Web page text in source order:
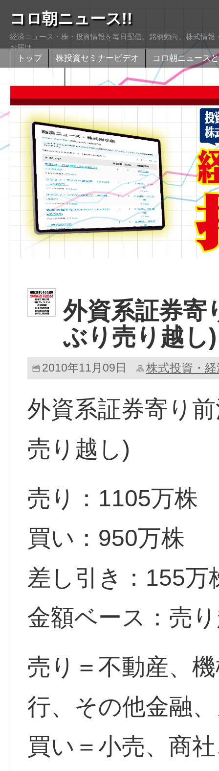
コロ朝ニュース!!
経済ニュース・株・投資情報を毎日配信。銘柄動向、株式情
お届け
トップ 株投資セミナービデオ
コロ朝ニュース
外資系証券寄
ぶり売り越し)
2010年11月09日 株式投資・
外資系証券寄り
売り越し)
売り：1105万株
買い：950万株
差し引き：155万
金額ベース：売
売り＝不動産、
行、その他金融
買い＝小売、商